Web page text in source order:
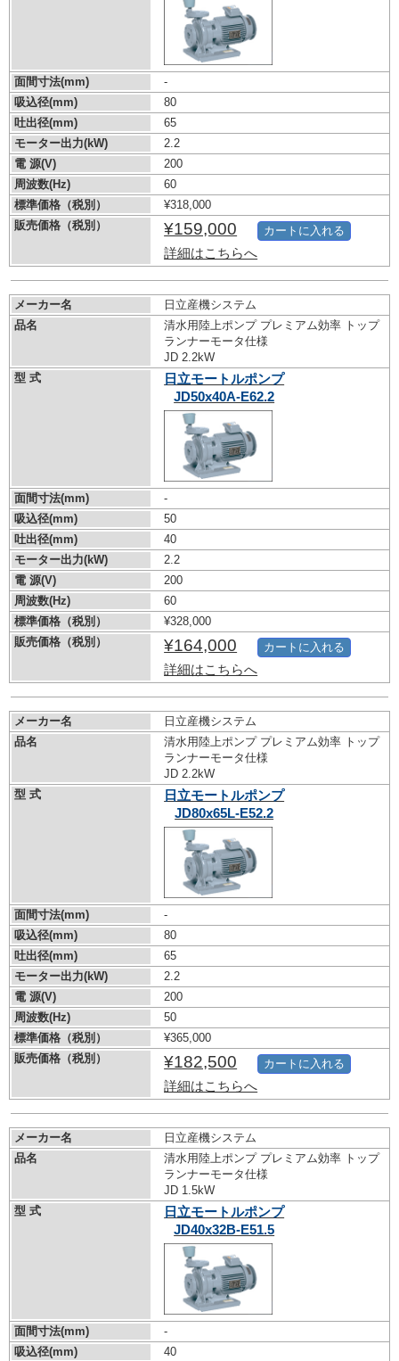
面間寸法(mm)
-
吸込径(mm)
80
吐出径(mm)
65
モーター出力(kW)
2.2
電 源(V)
200
周波数(Hz)
60
標準価格（税別）
¥318,000
販売価格（税別）
¥159,000
詳細はこちらへ
カートに入れる
メーカー名
日立産機システム
品名
清水用陸上ポンプ プレミアム効率 トップ
ランナーモータ仕様
JD 2.2kW
型 式
日立モートルポンプ
JD50x40A-E62.2
面間寸法(mm)
-
吸込径(mm)
50
吐出径(mm)
40
モーター出力(kW)
2.2
電 源(V)
200
周波数(Hz)
60
標準価格（税別）
¥328,000
販売価格（税別）
¥164,000
詳細はこちらへ
カートに入れる
メーカー名
日立産機システム
品名
清水用陸上ポンプ プレミアム効率 トップ
ランナーモータ仕様
JD 2.2kW
型 式
日立モートルポンプ
JD80x65L-E52.2
面間寸法(mm)
-
吸込径(mm)
80
吐出径(mm)
65
モーター出力(kW)
2.2
電 源(V)
200
周波数(Hz)
50
標準価格（税別）
¥365,000
販売価格（税別）
¥182,500
詳細はこちらへ
カートに入れる
メーカー名
日立産機システム
品名
清水用陸上ポンプ プレミアム効率 トップ
ランナーモータ仕様
JD 1.5kW
型 式
日立モートルポンプ
JD40x32B-E51.5
面間寸法(mm)
-
吸込径(mm)
40